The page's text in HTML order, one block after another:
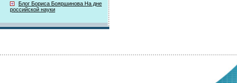
Блог Бориса Бояршинова На дне
российской науки